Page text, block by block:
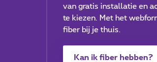
van gratis installatie en
te kiezen. Met het
fiber bij je thuis.
Kan ik fiber hebben?